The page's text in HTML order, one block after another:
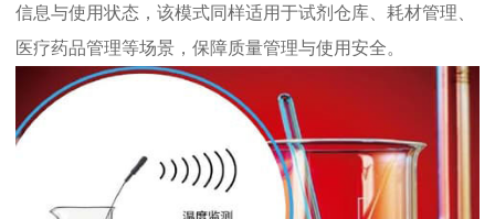
信息与使用状态，该模式同样适用于试剂仓库、耗材管理、
医疗药品管理等场景，保障质量管理与使用安全。